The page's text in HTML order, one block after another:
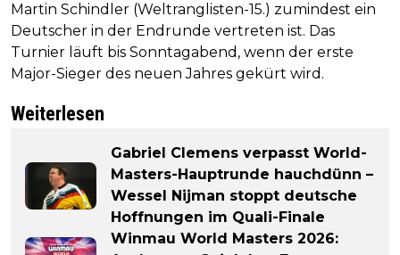
Martin Schindler (Weltranglisten-15.) zumindest ein
Deutscher in der Endrunde vertreten ist. Das
Turnier läuft bis Sonntagabend, wenn der erste
Major-Sieger des neuen Jahres gekürt wird.
Weiterlesen
Gabriel Clemens verpasst World-
Masters-Hauptrunde hauchdünn –
Wessel Nijman stoppt deutsche
Hoffnungen im Quali-Finale
Winmau World Masters 2026: